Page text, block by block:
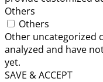
Others
Others
Other uncategorized
analyzed and have
yet.
SAVE & ACCEPT